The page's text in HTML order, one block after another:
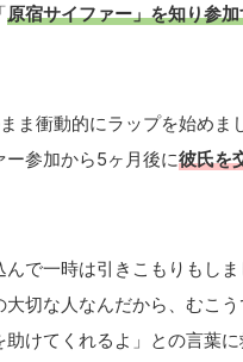
原宿サイファー」を知り参
ま衝動的にラップを始めま
ー参加から5ヶ月後に彼氏を
んで一時は引きこもりもし
大切な人なんだから、むこ
助けてくれるよ」との言葉